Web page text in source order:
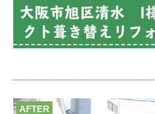
大阪市旭区清水 I
クト葺き替えリフ
AFTER